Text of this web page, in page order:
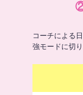
コーチによる
強モードに切り